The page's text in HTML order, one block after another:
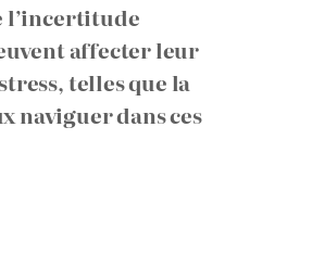
l’incertitude
affecter leur
telles que la
naviguer dans ces